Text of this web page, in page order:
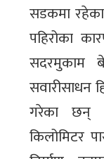
सडकमा
पहिरोका
सदरमुकाम
सवारीसाधन
गरेका छन्
किलोमिटर